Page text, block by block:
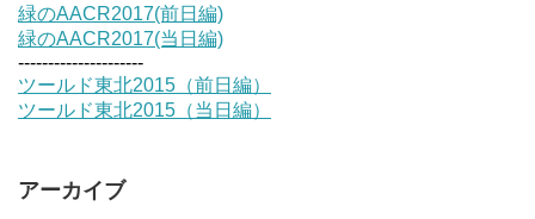
緑のAACR2017(前日編)
緑のAACR2017(当日編)
---------------------
ツールド東北2015（前日編）
ツールド東北2015（当日編）
アーカイブ